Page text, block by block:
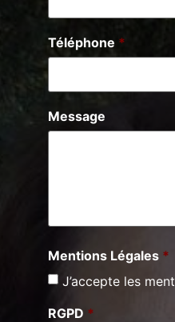
Téléphone *
Message
Mentions Légales *
J’accepte les
RGPD *